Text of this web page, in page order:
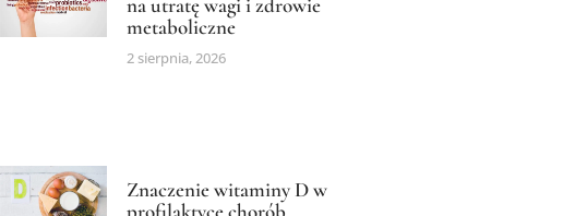
na utratę wagi i zdrowie
metaboliczne
2 sierpnia, 2026
Znaczenie witaminy D w
profilaktyce chorób